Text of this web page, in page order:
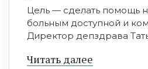
Цель — сделать помощь
больным доступной и
Директор депздрава
Читать далее